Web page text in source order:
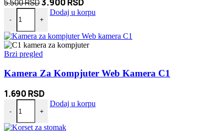
5.500RSD
cena
je
bila:
5.500 RSD.
cena
3.900 RSD.
-
Gimbal L08 pametni stabilizator selfi štap sa daljinskim količina
+
Dodaj u korpu
Brzi pregled
Kamera Za Kompjuter Web Kamera C1
1.690 RSD
-
Kamera Za Kompjuter Web Kamera C1 količina
+
Dodaj u korpu